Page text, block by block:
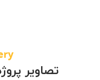
تصاویر